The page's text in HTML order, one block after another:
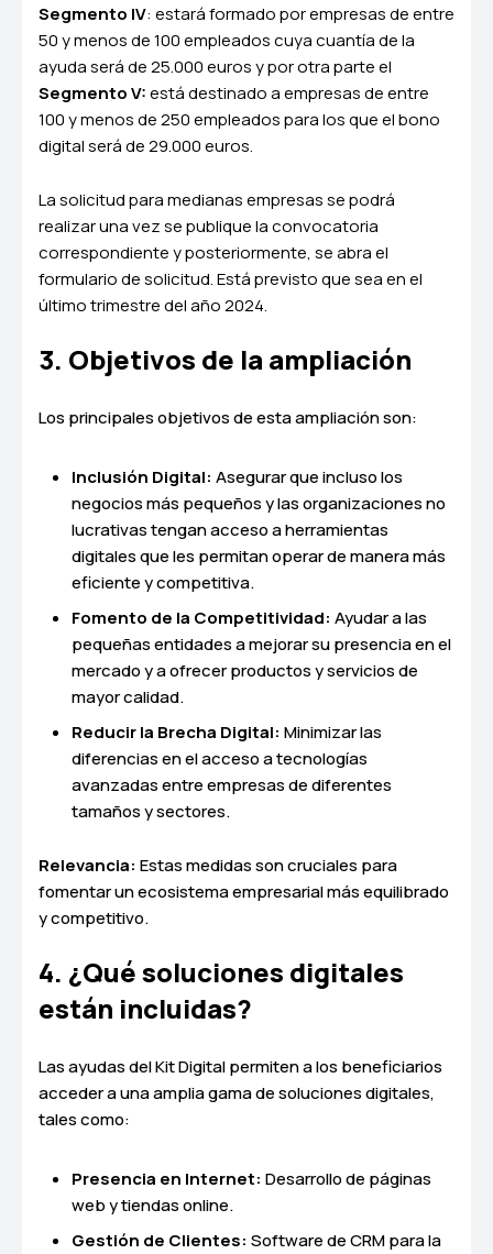
Segmento IV: estará formado por empresas de entre
50 y menos de 100 empleados cuya cuantía de la
ayuda será de 25.000 euros y por otra parte el
Segmento V:está destinado a empresas de entre
100 y menos de 250 empleados para los que el bono
digital será de 29.000 euros.
La solicitud para medianas empresas se podrá
realizar una vez se publique la convocatoria
correspondiente y posteriormente, se abra el
formulario de solicitud. Está previsto que sea en el
último trimestre del año 2024.
3. Objetivos de la ampliación
Los principales objetivos de esta ampliación son:
Inclusión Digital: Asegurar que incluso los
negocios más pequeños y las organizaciones no
lucrativas tengan acceso a herramientas
digitales que les permitan operar de manera más
eficiente y competitiva.
Fomento de la Competitividad: Ayudar a las
pequeñas entidades a mejorar su presencia en el
mercado y a ofrecer productos y servicios de
mayor calidad.
Reducir la Brecha Digital: Minimizar las
diferencias en el acceso a tecnologías
avanzadas entre empresas de diferentes
tamaños y sectores.
Relevancia: Estas medidas son cruciales para
fomentar un ecosistema empresarial más equilibrado
y competitivo.
4. ¿Qué soluciones digitales
están incluidas?
Las ayudas del Kit Digital permiten a los beneficiarios
acceder a una amplia gama de soluciones digitales,
tales como:
Presencia en Internet: Desarrollo de páginas
web y tiendas online.
Gestión de Clientes: Software de CRM para la